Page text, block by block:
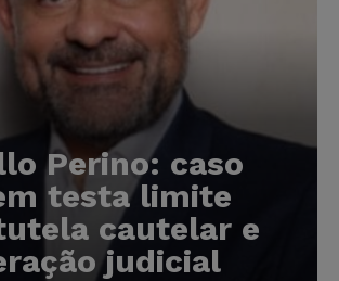
Perino: caso
testa limite
cautelar e
judicial